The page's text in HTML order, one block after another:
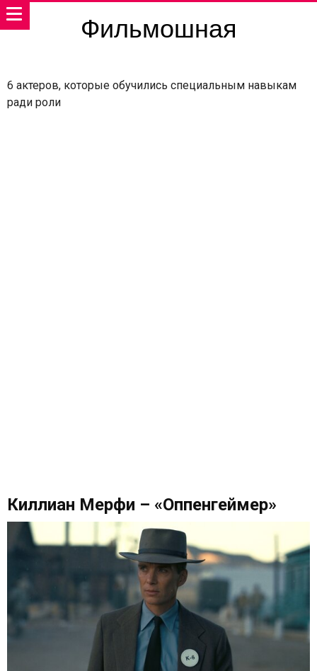
Фильмошная
6 актеров, которые обучились специальным навыкам
ради роли
Киллиан Мерфи – «Оппенгеймер»